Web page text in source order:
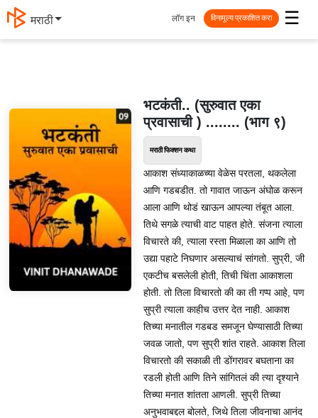
தமிழ் ☰
लॉग इन विनामूल्य प्रकाशित करा
भटकंती.. (सुरुवात एका
प्रवासाची ) ........ (भाग ९)
मराठी फिक्शन कथा
आकाश संध्याकाळच्या वेळेस परतला, थकलेला
आणि गडबडीत. तो गावात जाऊन अंघोळ करून
आला आणि थोडं खाऊन आपल्या तंबूत आला.
तिथे सगळे त्याची वाट पाहत होते. संजना त्याला
विचारते की, त्याला रस्ता मिळाला का आणि तो
उद्या पहाटे निघणार असल्याचं सांगतो. सुप्री, जी
एकटीच बसलेली होती, तिची चिंता आकाशला
होती. तो तिला विचारतो की का ती गप्प आहे, पण
सुप्री त्याला काहीच उत्तर देत नाही. आकाश
तिच्या मनातील गडबड समजून घेण्यासाठी तिच्या
जवळ जातो, पण सुप्री शांत राहते. आकाश तिला
विचारतो की सकाळी ती डोंगरावर बघताना का
रडली होती आणि तिने सांगितलं की त्या दृश्याने
तिच्या मनात शांतता आणली. सुप्री तिच्या
अनुभवाबद्दल बोलते, जिथे तिला जीवनाचा आनंद